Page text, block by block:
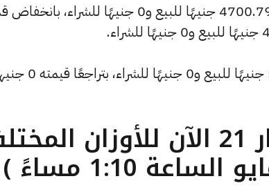
كما شهد سعر الأونصة بالدولار انخفاضًا ليصبح 4700.79 جنيهًا للبيع و0 جنيهًا للشراء،
كما انخفض سعر دولار الصاغة ليصل إلى 52.78
ما هو سعر الذهب عيار 21 الآن للأوزان